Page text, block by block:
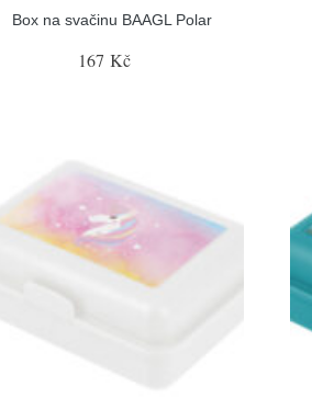
Box na svačinu BAAGL Polar
167 Kč